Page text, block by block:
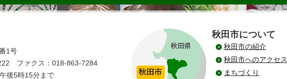
1号
ファクス：018-863-7284
後5時15分まで
秋田市について
秋田市の紹介
秋田市へのアクセス
まちづくり